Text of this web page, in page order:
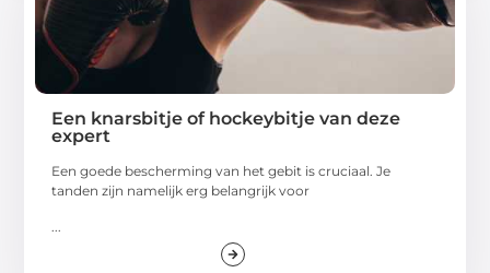
Een knarsbitje of hockeybitje van deze
expert
Een goede bescherming van het gebit is cruciaal. Je
tanden zijn namelijk erg belangrijk voor